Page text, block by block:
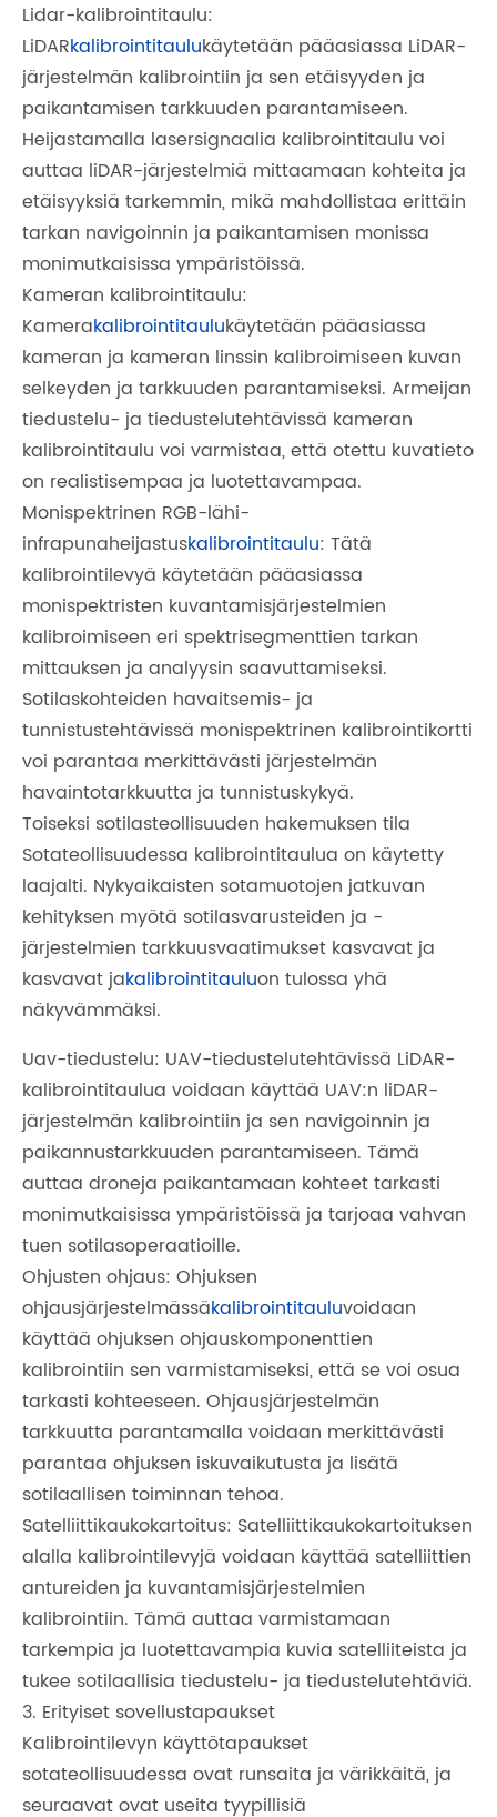
Lidar-kalibrointitaulu:
LiDARkalibrointitaulukäytetään pääasiassa LiDAR-
järjestelmän kalibrointiin ja sen etäisyyden ja
paikantamisen tarkkuuden parantamiseen.
Heijastamalla lasersignaalia kalibrointitaulu voi
auttaa liDAR-järjestelmiä mittaamaan kohteita ja
etäisyyksiä tarkemmin, mikä mahdollistaa erittäin
tarkan navigoinnin ja paikantamisen monissa
monimutkaisissa ympäristöissä.
Kameran kalibrointitaulu:
Kamerakalibrointitaulukäytetään pääasiassa
kameran ja kameran linssin kalibroimiseen kuvan
selkeyden ja tarkkuuden parantamiseksi. Armeijan
tiedustelu- ja tiedustelutehtävissä kameran
kalibrointitaulu voi varmistaa, että otettu kuvatieto
on realistisempaa ja luotettavampaa.
Monispektrinen RGB-lähi-
infrapunaheijastuskalibrointitaulu: Tätä
kalibrointilevyä käytetään pääasiassa
monispektristen kuvantamisjärjestelmien
kalibroimiseen eri spektrisegmenttien tarkan
mittauksen ja analyysin saavuttamiseksi.
Sotilaskohteiden havaitsemis- ja
tunnistustehtävissä monispektrinen kalibrointikortti
voi parantaa merkittävästi järjestelmän
havaintotarkkuutta ja tunnistuskykyä.
Toiseksi sotilasteollisuuden hakemuksen tila
Sotateollisuudessa kalibrointitaulua on käytetty
laajalti. Nykyaikaisten sotamuotojen jatkuvan
kehityksen myötä sotilasvarusteiden ja -
järjestelmien tarkkuusvaatimukset kasvavat ja
kasvavat jakalibrointitauluon tulossa yhä
näkyvämmäksi.
Uav-tiedustelu: UAV-tiedustelutehtävissä LiDAR-
kalibrointitaulua voidaan käyttää UAV:n liDAR-
järjestelmän kalibrointiin ja sen navigoinnin ja
paikannustarkkuuden parantamiseen. Tämä
auttaa droneja paikantamaan kohteet tarkasti
monimutkaisissa ympäristöissä ja tarjoaa vahvan
tuen sotilasoperaatioille.
Ohjusten ohjaus: Ohjuksen
ohjausjärjestelmässäkalibrointitauluvoidaan
käyttää ohjuksen ohjauskomponenttien
kalibrointiin sen varmistamiseksi, että se voi osua
tarkasti kohteeseen. Ohjausjärjestelmän
tarkkuutta parantamalla voidaan merkittävästi
parantaa ohjuksen iskuvaikutusta ja lisätä
sotilaallisen toiminnan tehoa.
Satelliittikaukokartoitus: Satelliittikaukokartoituksen
alalla kalibrointilevyjä voidaan käyttää satelliittien
antureiden ja kuvantamisjärjestelmien
kalibrointiin. Tämä auttaa varmistamaan
tarkempia ja luotettavampia kuvia satelliiteista ja
tukee sotilaallisia tiedustelu- ja tiedustelutehtäviä.
3. Erityiset sovellustapaukset
Kalibrointilevyn käyttötapaukset
sotateollisuudessa ovat runsaita ja värikkäitä, ja
seuraavat ovat useita tyypillisiä